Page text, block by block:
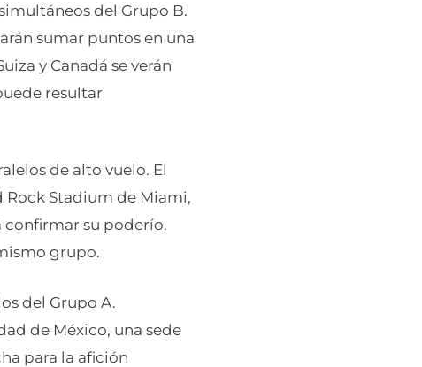
del Grupo B.
sumar puntos en una
y Canadá se verán
resultar
de alto vuelo. El
Rock Stadium de Miami,
confirmar su poderío.
grupo.
del Grupo A.
de México, una sede
para la afición